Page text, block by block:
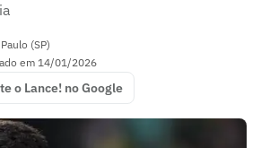
(SP)
em 14/01/2026
o Lance! no Google